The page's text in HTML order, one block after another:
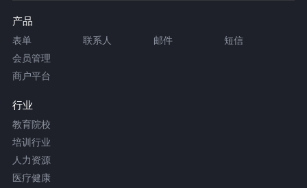
产品
表单 联系人 邮件
短信
会员管理
商户平台
行业
教育院校
培训行业
人力资源
医疗健康